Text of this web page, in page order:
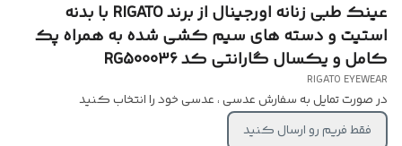
عینک طبی زنانه اورجینال از برند RIGATO با بدنه
استیت و دسته های سیم کشی شده به همراه پک
کامل و یکسال گارانتی کد RG500036
RIGATO EYEWEAR
در صورت تمایل به سفارش عدسی ، عدسی خود را انتخاب کنید
فقط فریم رو ارسال کنید